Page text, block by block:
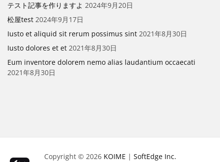
テスト記事を作りますよ 2024年9月20日
松屋test 2024年9月17日
Iusto et aliquid sit rerum possimus sint 2021年8月30日
Iusto dolores et et 2021年8月30日
Eum inventore dolorem nemo alias laudantium occaecati
2021年8月30日
Copyright © 2026 KOIME | SoftEdge Inc.